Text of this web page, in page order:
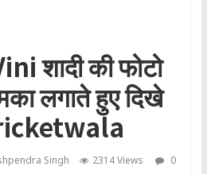
शादी की फोटो
लगाते हुए दिखे
Singh 2314 Views 0